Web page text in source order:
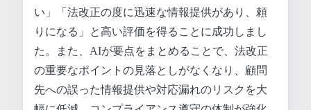
い」「法改正の度に迅速な情報提供があり、頼
りになる」と高い評価を得ることに成功しまし
た。また、AIが要点をまとめることで、法改正
の重要なポイントの見落としがなくなり、顧問
先への誤った情報提供や対応漏れのリスクを大